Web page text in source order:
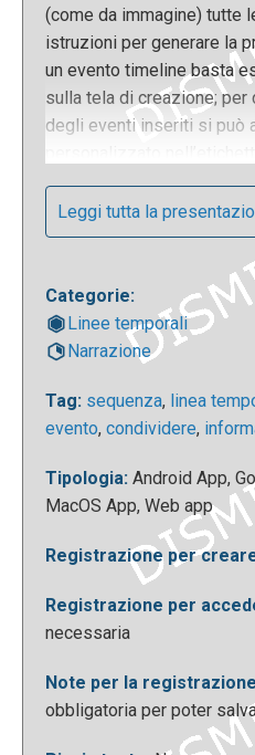
(come da immagine) tutte
istruzioni per generare la
un evento timeline basta
sulla tela di creazione; per
degli eventi inseriti si può
Il prodotto finito
timeline:
Una volta completato il
resterà attiva e privata sul
una settimana. I propri
Leggi tutta la
Categorie:
Linee temporali
Narrazione
Tag: sequenza, linea
evento, condividere,
Tipologia: Android App,
MacOS App, Web app
Registrazione per
Registrazione per
necessaria
Note per la
obbligatoria per poter